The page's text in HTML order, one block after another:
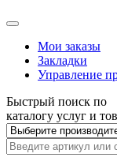
Мои заказы
Закладки
Управление
Быстрый поиск по
каталогу услуг и